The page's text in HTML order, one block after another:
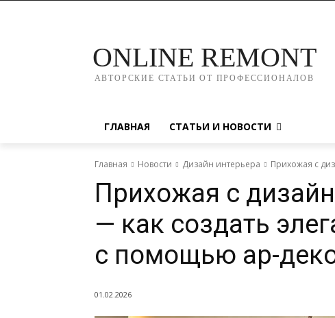
ONLINE REMONT
АВТОРСКИЕ СТАТЬИ ОТ ПРОФЕССИОНАЛОВ
ГЛАВНАЯ СТАТЬИ И НОВОСТИ
Главная Новости Дизайн интерьера Прихожая с
Прихожая с
— как создать
с помощью ар-
01.02.2026